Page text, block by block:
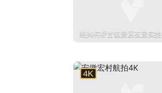
绍兴柯桥古镇景区夜景实